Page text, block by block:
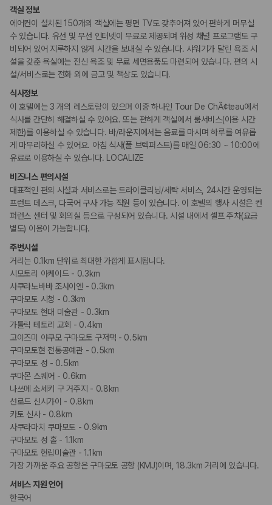
객실 정보
에어컨이 설치된 150개의 객실에는 평면 TV도 갖추어져 있어 편하게 머무실
수 있습니다. 유선 및 무선 인터넷이 무료로 제공되며 위성 채널 프로그램도 구
비되어 있어 지루하지 않게 시간을 보내실 수 있습니다. 샤워기가 달린 욕조 시
설을 갖춘 욕실에는 전신 욕조 및 무료 세면용품도 마련되어 있습니다. 편의 시
설/서비스로는 전화 외에 금고 및 책상도 있습니다.
식사정보
이 호텔에는 3 개의 레스토랑이 있으며 이중 하나인 Tour De ChÃ¢teau에서
식사를 간단히 해결하실 수 있어요. 또는 편하게 객실에서 룸서비스(이용 시간
제한)를 이용하실 수 있습니다. 바/라운지에서는 음료를 마시며 하루를 여유롭
게 마무리하실 수 있어요. 아침 식사(풀 브렉퍼스트)를 매일 06:30 ~ 10:00에
유료로 이용하실 수 있습니다. LOCALIZE
비즈니스 편의시설
대표적인 편의 시설과 서비스로는 드라이클리닝/세탁 서비스, 24시간 운영되는
프런트 데스크, 다국어 구사 가능 직원 등이 있습니다. 이 호텔의 행사 시설은 컨
퍼런스 센터 및 회의실 등으로 구성되어 있습니다. 시설 내에서 셀프 주차(요금
별도) 이용이 가능합니다.
주변시설
거리는 0.1km 단위로 최대한 가깝게 표시됩니다.
시모토리 아케이드 - 0.3km
사쿠라노바바 조사이엔 - 0.3km
구마모토 시청 - 0.3km
구마모토 현대 미술관 - 0.3km
가톨릭 테토리 교회 - 0.4km
고이즈미 야쿠모 구마모토 구저택 - 0.5km
구마모토현 전통공예관 - 0.5km
구마모토 성 - 0.5km
쿠마몬 스퀘어 - 0.6km
나쓰메 소세키 구 거주지 - 0.8km
선로드 신시가이 - 0.8km
카토 신사 - 0.8km
사쿠라마치 쿠마모토 - 0.9km
구마모토 성 홀 - 1.1km
구마모토 현립미술관 - 1.1km
가장 가까운 주요 공항은 구마모토 공항 (KMJ)이며, 18.3km 거리에 있습니다.
서비스 지원 언어
한국어